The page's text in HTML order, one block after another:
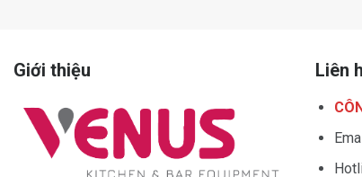
Giới thiệu Liên